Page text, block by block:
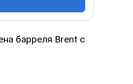
барреля Brent с